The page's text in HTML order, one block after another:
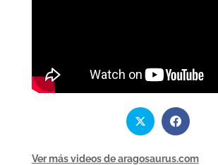
Ver más videos de aragosaurus.com